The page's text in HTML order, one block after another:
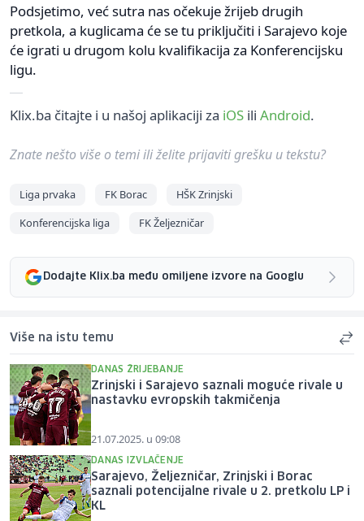
Podsjetimo, već sutra nas očekuje žrijeb drugih
pretkola, a kuglicama će se tu priključiti i Sarajevo koje
će igrati u drugom kolu kvalifikacija za Konferencijsku
ligu.
Klix.ba čitajte i u našoj aplikaciji za iOS ili Android.
Znate nešto više o temi ili želite prijaviti grešku u tekstu?
Liga prvaka FK Borac
HŠK Zrinjski
Konferencijska liga
FK Željezničar
Dodajte Klix.ba među omiljene izvore na Googlu
Više na istu temu
DANAS ŽRIJEBANJE
Zrinjski i Sarajevo saznali moguće rivale u
nastavku evropskih takmičenja
21.07.2025. u 09:08
DANAS IZVLAČENJE
Sarajevo, Željezničar, Zrinjski i Borac
saznali potencijalne rivale u 2. pretkolu LP i
KL